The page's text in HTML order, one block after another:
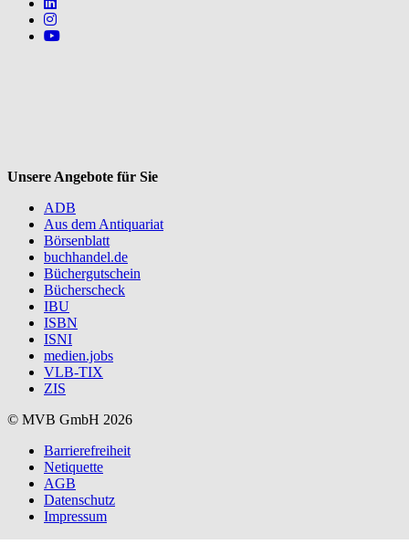
Follow us on https://www.instagram.com/lifeatmvb/
Follow us on https://www.youtube.com/@mvbbooks
Unsere Angebote für Sie
ADB
Aus dem Antiquariat
Börsenblatt
buchhandel.de
Büchergutschein
Bücherscheck
IBU
ISBN
ISNI
medien.jobs
VLB-TIX
ZIS
© MVB GmbH 2026
Barrierefreiheit
Netiquette
AGB
Datenschutz
Impressum